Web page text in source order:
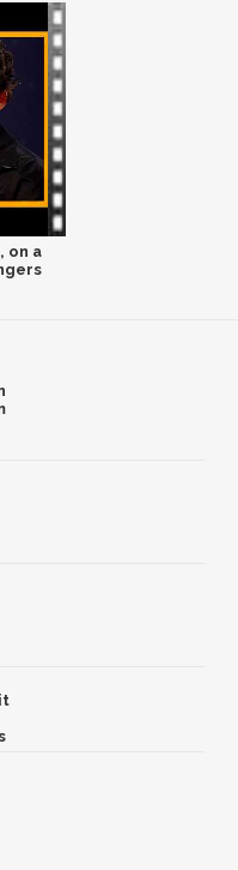
on a